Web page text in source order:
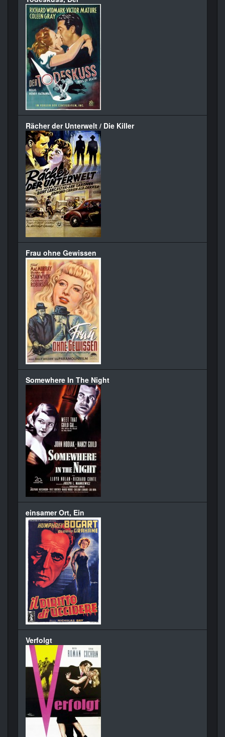
Rächer der Unterwelt / Die Killer
Frau ohne Gewissen
Somewhere In The Night
einsamer Ort, Ein
Verfolgt